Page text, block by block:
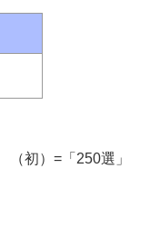
（初）=「250選」